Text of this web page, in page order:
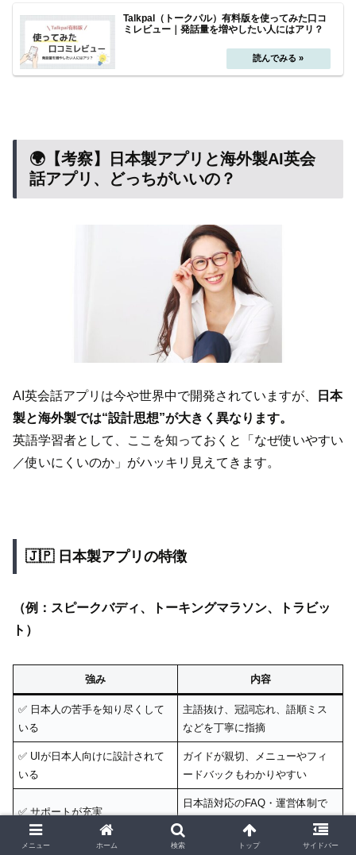
Talkpal（トークパル）有料版を使ってみた口コ
ミレビュー｜発話量を増やしたい人にはアリ？
🌍【考察】日本製アプリと海外製AI英会
話アプリ、どっちがいいの？
AI英会話アプリは今や世界中で開発されていますが、
日本
製と海外製では“設計思想”が大きく異なります。
英語学習者として、ここを知っておくと「なぜ使いやすい
／使いにくいのか」がハッキリ見えてきます。
🇯🇵 日本製アプリの特徴
（例：スピークバディ、トーキングマラソン、トラビッ
ト）
強み 内容
✅ 日本人の苦手を知り尽くして
いる
主語抜け、冠詞忘れ、語順ミス
などを丁寧に指摘
✅ UIが日本人向けに設計されて
いる
ガイドが親切、メニューやフィ
ードバックもわかりやすい
✅ サポートが充実
日本語対応のFAQ・運営体制で
「何を話せばいいか分からな
メニュー ホーム 検索 トップ サイドバー